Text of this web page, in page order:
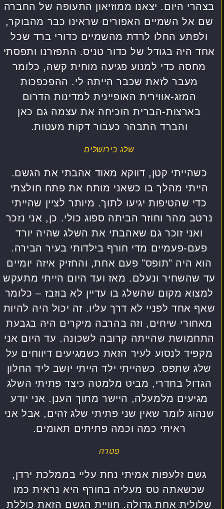
בצהרי היום. יצאנו ממוזיאון התעופה של החברה
שם אל השמיים האפורים שראינו כבר מהבוקר,
ולפתע החלו לרדת מהשמיים כדורי ברד שכל
אחד היה בגודל של כדור טניס. התפזרנו ותפסתי
מחסה כדי למנוע פגיעה מוחית קשה, כלומר
מעבר לזאת שכבר הייתה לי. ההפכפכות
המזג-אווירית האופיינית למדינות הדרום
בארצות-הברית הוכיחה את עצמה גם כאן
והברד התבהר כעבור דקות מעטות.
שלג בירושלים
כשהייתי קטן, דווקא מאוד אהבתי את הגשם.
הייתי מהלך בו כשאני מותח את פתח חולצתי
כדי שהטיפות יגיעו לתוך. מיותר לציין שהייתי
נרטב מהר וחוזר הביתה ספוג כולי. כן, אני נזכר
ואני זוכר גם שאהבתי את השלג שהיה יורד
פעם-פעמיים מדי חורף בילדותי בעיר הבירה.
הוא היה "תופס" פעם אחת, והחזיק איזה יומיים
עד שהשחיר ונעלם. מאז ועד היום הייתי מתעקש
למצוא מקום שהשלג בו עדיין לא בוזבז – כלומר
שאף אחד לפניי לא דרך עליו. זה יכול היה להיות
מאחורי שיחים, וזה בהרבה מיקרים היה בגבעת
התחמושת שהייתה קרובה לשכונה. עד היום אני
מקפיד לנסוע לעיר הזאת כשמגיעים דיווחים על
שלג שתפס. כשהייתי ילד הייתי יושב ליד החלון
הגדול בחדרי, מביט מלמטה כיצד פתיתי השלג
מגיעים מלמעלה, היישר מתוך הענן. אני יודע
שנהוג לומר שאין שני פתיתי שלג זהים, אבל אני
ראיתי כמה וכמה פתיתים תאומים.
פטרה
גשם זלעפות אמיתי נחת עליי בממלכת ירדן,
שכשאתה טס מעליה בחורף היא נראית כמו
שלולית אחת גדולה. חוויית הגשם הזאת כוללת